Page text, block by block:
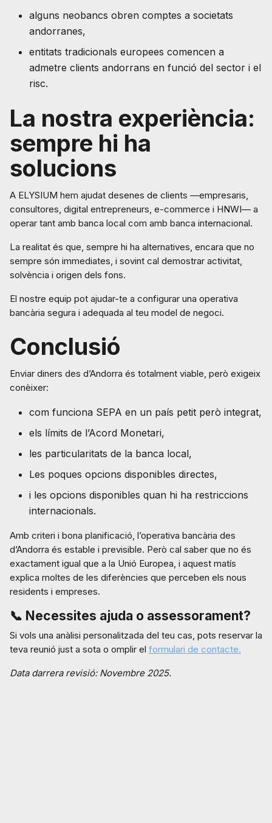
alguns neobancs obren comptes a societats
andorranes,
entitats tradicionals europees comencen a
admetre clients andorrans en funció del sector i el
risc.
La nostra experiència:
sempre hi ha
solucions
A ELYSIUM hem ajudat desenes de clients —empresaris,
consultores, digital entrepreneurs, e-commerce i HNWI— a
operar tant amb banca local com amb banca internacional.
La realitat és que, sempre hi ha alternatives, encara que no
sempre són immediates, i sovint cal demostrar activitat,
solvència i origen dels fons.
El nostre equip pot ajudar-te a configurar una operativa
bancària segura i adequada al teu model de negoci.
Conclusió
Enviar diners des d’Andorra és totalment viable, però exigeix
conèixer:
com funciona SEPA en un país petit però integrat,
els límits de l’Acord Monetari,
les particularitats de la banca local,
Les poques opcions disponibles directes,
i les opcions disponibles quan hi ha restriccions
internacionals.
Amb criteri i bona planificació, l’operativa bancària des
d’Andorra és estable i previsible. Però cal saber que no és
exactament igual que a la Unió Europea, i aquest matís
explica moltes de les diferències que perceben els nous
residents i empreses.
📞 Necessites ajuda o assessorament?
Si vols una anàlisi personalitzada del teu cas, pots reservar la
teva reunió just a sota o omplir el formulari de contacte.
Data darrera revisió: Novembre 2025.